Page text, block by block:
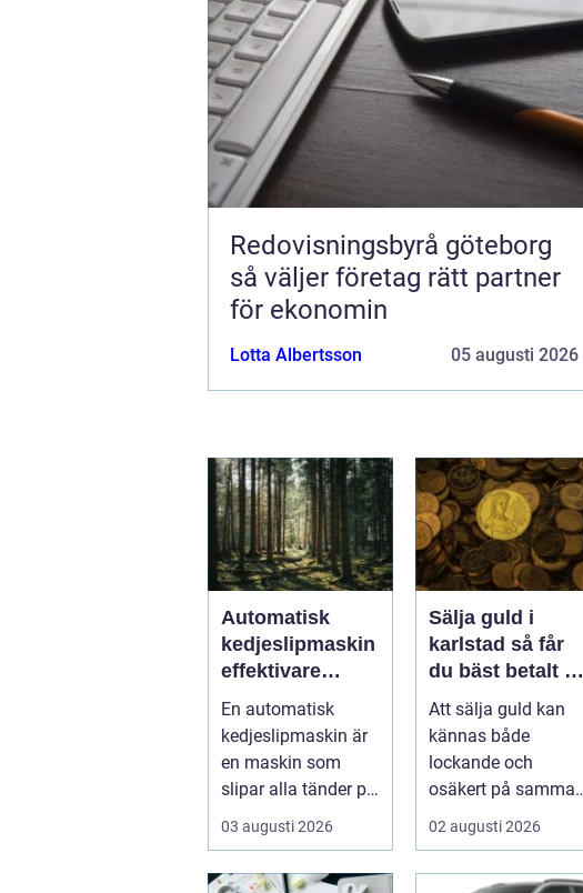
Redovisningsbyrå göteborg
så väljer företag rätt partner
för ekonomin
Lotta Albertsson 05 augusti 2026
Automatisk
kedjeslipmaskin
effektivare
skogsarbete
med jämnare
resultat
En automatisk
kedjeslipmaskin är
en maskin som
slipar alla tänder på
en sågkedja utan
att användaren...
03 augusti 2026
Sälja guld i
karlstad så får
du bäst betalt på
ett tryggt sätt
Att sälja guld kan
kännas både
lockande och
osäkert på samma
gång. Många har
gamla smycken,
arvegods...
02 augusti 2026